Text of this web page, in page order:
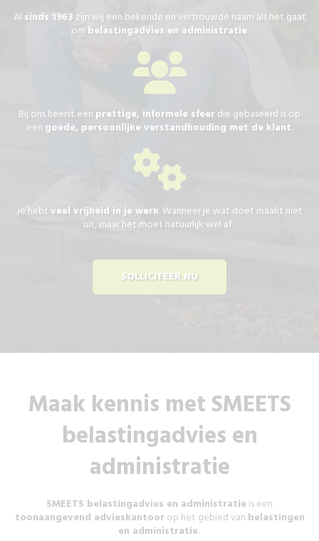
Al sinds 1963 zijn wij een bekende en vertrouwde naam als het gaat
om belastingadvies en administratie.
Bij ons heerst een prettige, informele sfeerdie gebaseerd is op
een goede, persoonlijke verstandhouding met de klant.
Je hebtveel vrijheid in je werk. Wanneer je wat doet maakt niet
uit, maar het moet natuurlijk wel af.
SOLLICITEER NU
Maak kennis met SMEETS
belastingadvies en
administratie
SMEETS belastingadvies en administratieis een
toonaangevend advieskantoorop het gebied van belastingen
en administratie.